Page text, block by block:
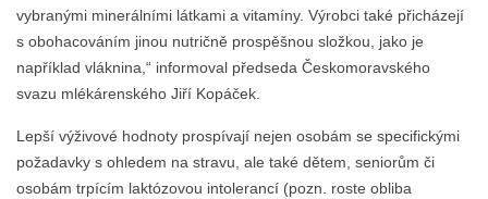
vybranými minerálními látkami a vitamíny. Výrobci také přicházejí
s obohacováním jinou nutričně prospěšnou složkou, jako je
například vláknina,“ informoval předseda Českomoravského
svazu mlékárenského Jiří Kopáček.
Lepší výživové hodnoty prospívají nejen osobám se specifickými
požadavky s ohledem na stravu, ale také dětem, seniorům či
osobám trpícím laktózovou intolerancí (pozn. roste obliba